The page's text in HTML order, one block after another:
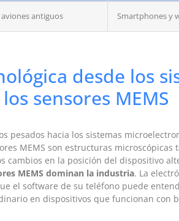
aviones antiguos Smartphones y
desde los
sensores MEMS
pesados hacia los sistemas
MEMS son estructuras microscópicas
cambios en la posición del dispositivo
MEMS dominan la industria. La
el software de su teléfono puede
en dispositivos que funcionan con